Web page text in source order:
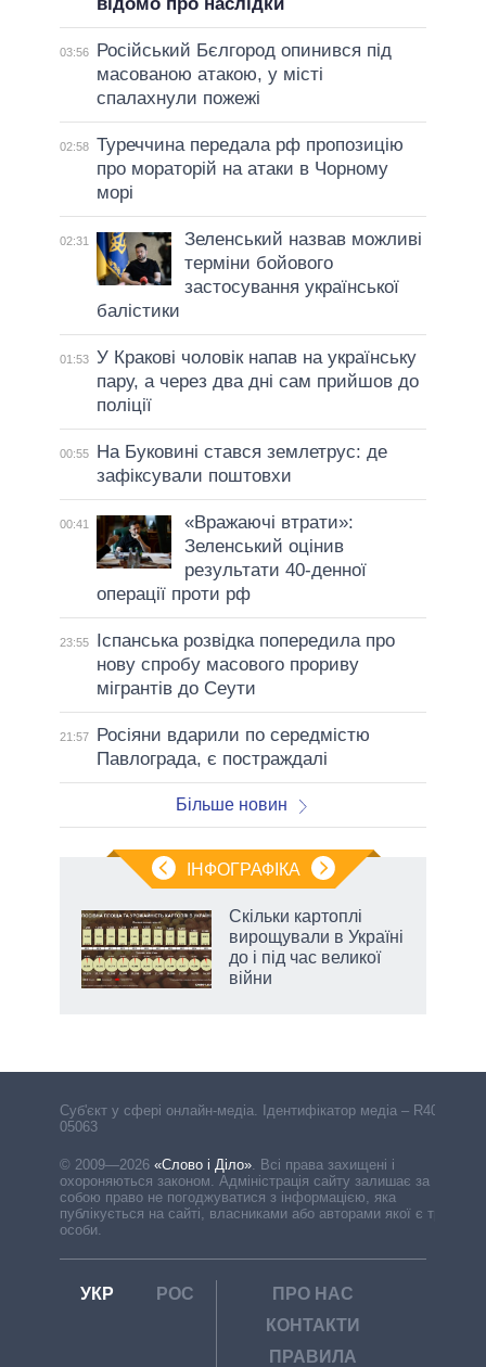
03:56
Російський Бєлгород опинився під
масованою атакою, у місті
спалахнули пожежі
02:58 Туреччина передала рф пропозицію
про мораторій на атаки в Чорному
морі
02:31
Зеленський назвав можливі
терміни бойового
застосування української
балістики
01:53 У Кракові чоловік напав на українську
пару, а через два дні сам прийшов до
поліції
00:55
На Буковині стався землетрус: де
зафіксували поштовхи
00:41
«Вражаючі втрати»:
Зеленський оцінив
результати 40-денної
операції проти рф
23:55
Іспанська розвідка попередила про
нову спробу масового прориву
мігрантів до Сеути
21:57
Росіяни вдарили по середмістю
Павлограда, є постраждалі
Більше новин
ІНФОГРАФІКА
Скільки картоплі
вирощували в Україні
до і під час великої
війни
Cуб'єкт у сфері онлайн-медіа. Ідентифікатор медіа – R40-
05063
© 2009—2026 «Слово і Діло» Всі права захищені і
охороняються законом. Адміністрація сайту залишає за
собою право не погоджуватися з інформацією, яка
публікується на сайті, власниками або авторами якої є треті
особи.
УКР РОС
ПРО НАС
КОНТАКТИ
ПРАВИЛА